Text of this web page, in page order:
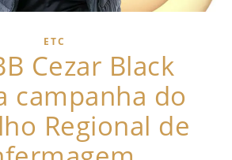
ETC
Cezar Black
campanha do
Regional de